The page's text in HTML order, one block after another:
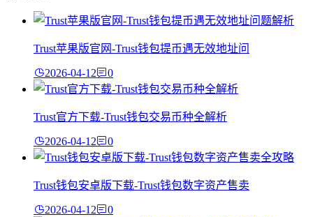
Trust苹果版官网-Trust钱包提币遇无效地址问
2026-04-12 0
Trust官方下载-Trust钱包交易币种全解析
2026-04-12 0
Trust钱包安卓版下载-Trust钱包数字资产售卖
2026-04-12 0